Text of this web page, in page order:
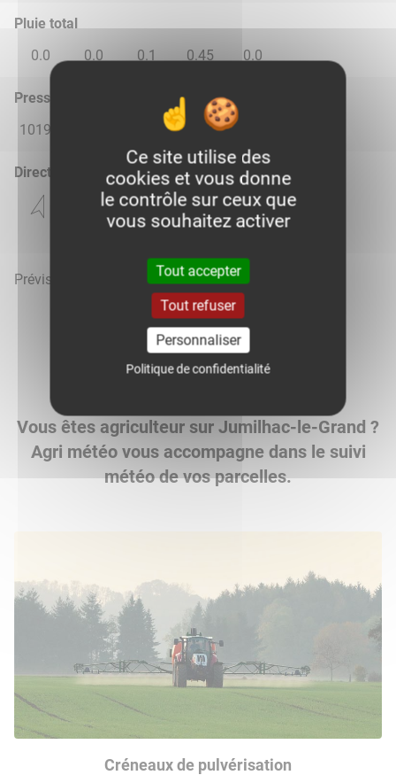
Pluie total
0.0
0.0 0.1 0.45 0.0
Pression atmosphérique (hPa)
1019.0
1014.0 1016.0 1015.0
Direction du vent
Prévisions météo mises à jour le 7 août 2026 à 05h
Voir la météo heure par heure
Vous êtes agriculteur sur Jumilhac-le-Grand ?
Agri météo vous accompagne dans le suivi
météo de vos parcelles.
Créneaux de pulvérisation
Ce site utilise des
cookies et vous donne
le contrôle sur ceux que
vous souhaitez activer
Tout accepter
Tout refuser
Personnaliser
Politique de confidentialité